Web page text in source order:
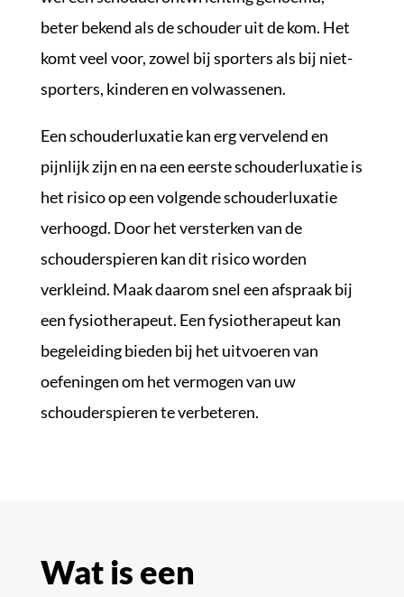
beter bekend als de schouder uit de kom. Het
komt veel voor, zowel bij sporters als bij niet-
sporters, kinderen en volwassenen.
Een schouderluxatie kan erg vervelend en
pijnlijk zijn en na een eerste schouderluxatie is
het risico op een volgende schouderluxatie
verhoogd. Door het versterken van de
schouderspieren kan dit risico worden
verkleind. Maak daarom snel een afspraak bij
een fysiotherapeut. Een fysiotherapeut kan
begeleiding bieden bij het uitvoeren van
oefeningen om het vermogen van uw
schouderspieren te verbeteren.
Wat is een